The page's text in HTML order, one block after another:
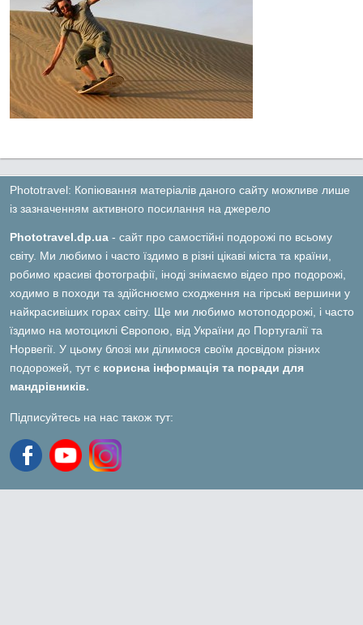
Phototravel: Копіювання матеріалів даного сайту можливе лише
із зазначенням активного посилання на джерело
Phototravel.dp.ua - сайт про самостійні подорожі по всьому
світу. Ми любимо і часто їздимо в різні цікаві міста та країни,
робимо красиві фотографії, іноді знімаємо відео про подорожі,
ходимо в походи та здійснюємо сходження на гірські вершини у
найкрасивіших горах світу. Ще ми любимо мотоподорожі, і часто
їздимо на мотоциклі Європою, від України до Португалії та
Норвегії. У цьому блозі ми ділимося своїм досвідом різних
подорожей, тут є корисна інформація та поради для
мандрівників.
Підписуйтесь на нас також тут: